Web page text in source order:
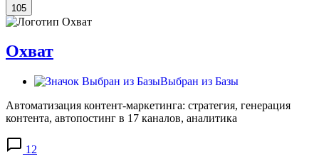
105
Охват
Выбран из Базы
Автоматизация контент-маркетинга: стратегия, генерация
контента, автопостинг в 17 каналов, аналитика
12